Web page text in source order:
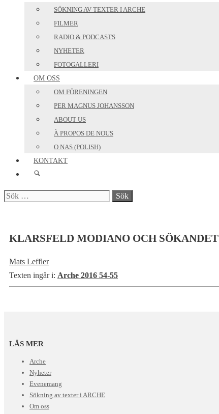
SÖKNING AV TEXTER I ARCHE
FILMER
RADIO & PODCASTS
NYHETER
FOTOGALLERI
OM OSS
OM FÖRENINGEN
PER MAGNUS JOHANSSON
ABOUT US
À PROPOS DE NOUS
O NAS (POLISH)
KONTAKT
Sök
KLARSFELD MODIANO OCH SÖKANDET
Mats Leffler
Texten ingår i: Arche 2016 54-55
LÄS MER
Arche
Nyheter
Evenemang
Sökning av texter i ARCHE
Om oss